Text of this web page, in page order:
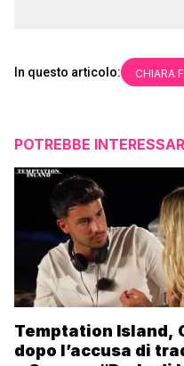
In questo articolo: CHIARA
POTREBBE
Temptation Island,
dopo l’accusa di